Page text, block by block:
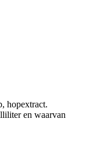
hopextract.
en waarvan